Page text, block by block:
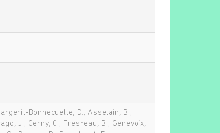
Bonnecuelle, D.; Asselain, B.;
J.; Cerny, C.; Fresneau, B.; Genevoix,